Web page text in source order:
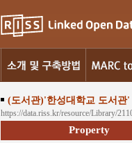
(도서관)'한성대학교 도서관'
https://data.riss.kr/resource/Library/
Property